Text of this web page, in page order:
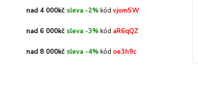
nad 4 000kč sleva -2% kód vjomSW
nad 6 000kč sleva -3% kód aR6qQZ
nad 8 000kč sleva -4% kód oe3h9c